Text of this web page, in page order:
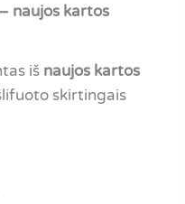
naujos kartos
iš naujos kartos
skirtingais